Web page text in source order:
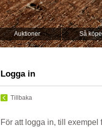
Auktioner Så
Logga in
Tillbaka
För att logga in, till exempel